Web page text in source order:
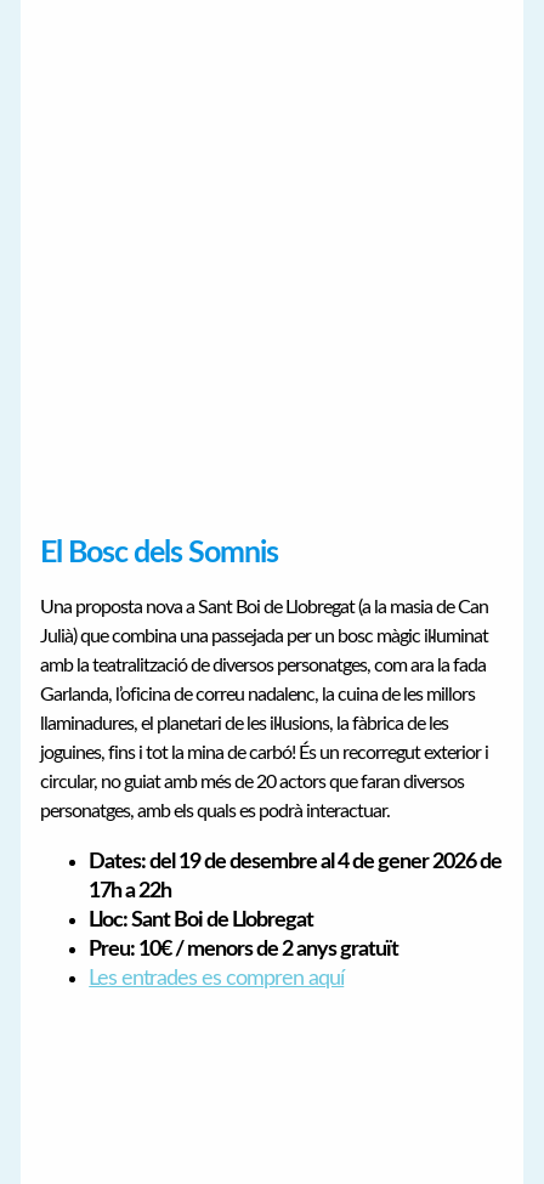
El Bosc dels Somnis
Una proposta nova a Sant Boi de Llobregat (a la masia de Can
Julià) que combina una passejada per un bosc màgic il·luminat
amb la teatralització de diversos personatges, com ara la fada
Garlanda, l’oficina de correu nadalenc, la cuina de les millors
llaminadures, el planetari de les il·lusions, la fàbrica de les
joguines, fins i tot la mina de carbó! És un recorregut exterior i
circular, no guiat amb més de 20 actors que faran diversos
personatges, amb els quals es podrà interactuar.
Dates: del 19 de desembre al 4 de gener 2026 de
17h a 22h
Lloc: Sant Boi de Llobregat
Preu: 10€ / menors de 2 anys gratuït
Les entrades es compren aquí